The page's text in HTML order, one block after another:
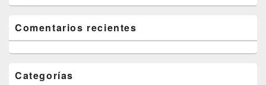
Comentarios recientes
Categorías